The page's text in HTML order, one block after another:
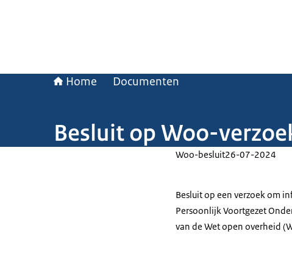
Home Documenten
Besluit op Woo-
Woo-besluit26-07-2024
Besluit op een verzoek om
Persoonlijk Voortgezet
van de Wet open overheid